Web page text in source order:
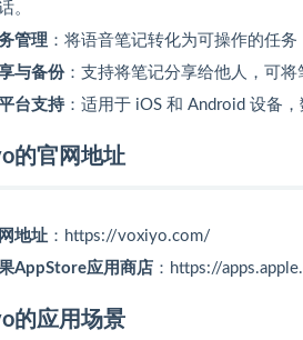
。
管理 ：将语音笔记转化为可操作的任
与备份：支持将笔记分享给他人，可将
台支持：适用于 iOS 和 Android 设备，
的官网地址
地址 ：https://voxiyo.com/
AppStore应用商店 ：https://
的应用场景